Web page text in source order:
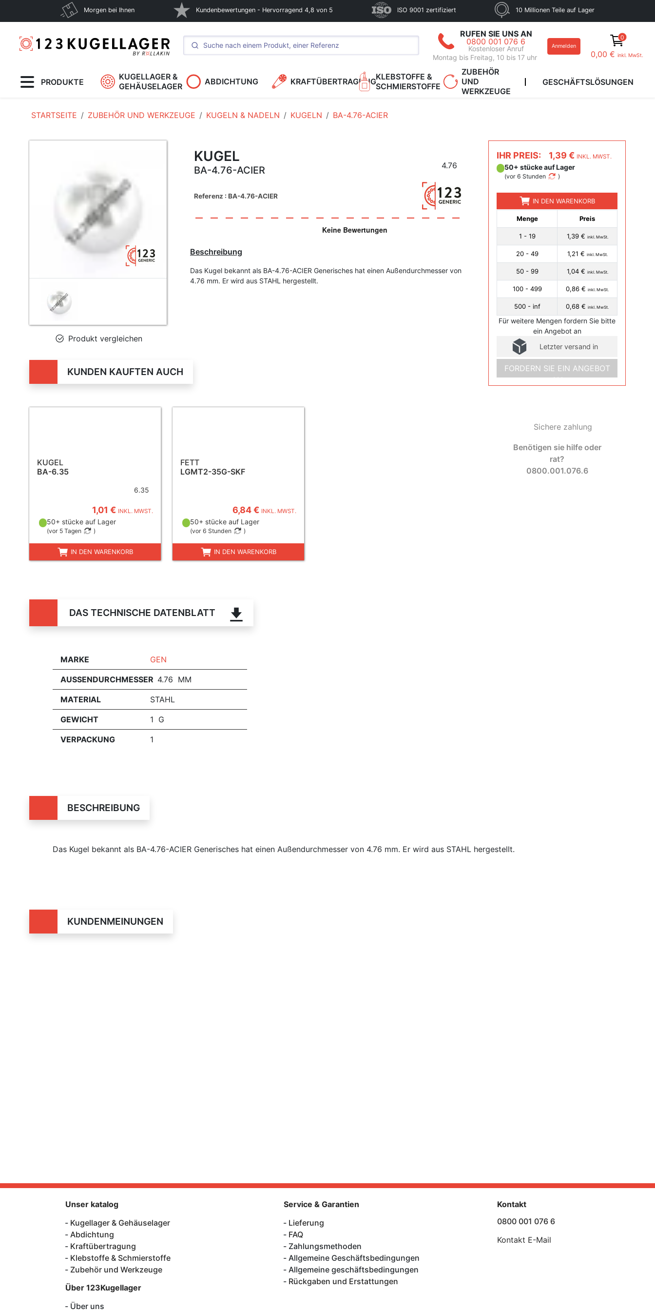
Morgen bei Ihnen Kundenbewertungen - Hervorragend 4,8 von 5 ISO 9001 zertifiziert 10 Millionen Teile auf Lager
RUFEN SIE UNS AN
0800 001 076 6
Kostenloser Anruf
Montag bis Freitag, 10 bis 17 uhr
Anmelden
0
0,00 € inkl. MwSt.
PRODUKTE
KUGELLAGER &
GEHÄUSELAGER
ABDICHTUNG KRAFTÜBERTRAGUNGKLEBSTOFFE &
SCHMIERSTOFFE
ZUBEHÖR
UND
WERKZEUGE
GESCHÄFTSLÖSUNGEN
STARTSEITE ZUBEHÖR UND WERKZEUGE KUGELN & NADELN KUGELN BA-4.76-ACIER
Produkt vergleichen
KUGEL
BA-4.76-ACIER 4.76
Referenz : BA-4.76-ACIER
Beschreibung
Das Kugel bekannt als BA-4.76-ACIER Generisches hat einen Außendurchmesser von
4.76 mm. Er wird aus STAHL hergestellt.
IHR PREIS: 1,39 € INKL. MWST.
50+ stücke auf Lager
(vor 6 Stunden )
IN DEN WARENKORB
Menge Preis
1 - 19 1,39 € inkl. MwSt.
20 - 49 1,21 € inkl. MwSt.
50 - 99 1,04 € inkl. MwSt.
100 - 499 0,86 € inkl. MwSt.
500 - inf 0,68 € inkl. MwSt.
Für weitere Mengen fordern Sie bitte
ein Angebot an
Letzter versand in
FORDERN SIE EIN ANGEBOT
AN
Sichere zahlung
Benötigen sie hilfe oder
rat?
0800.001.076.6
KUNDEN KAUFTEN AUCH
KUGEL
BA-6.35
6.35
1,01 € INKL. MWST.
50+ stücke auf Lager
(vor 5 Tagen )
IN DEN WARENKORB
FETT
LGMT2-35G-SKF
6,84 € INKL. MWST.
50+ stücke auf Lager
(vor 6 Stunden )
IN DEN WARENKORB
DAS TECHNISCHE DATENBLATT
MARKE GEN
AUSSENDURCHMESSER 4.76 MM
MATERIAL STAHL
GEWICHT 1 G
VERPACKUNG 1
BESCHREIBUNG
Das Kugel bekannt als BA-4.76-ACIER Generisches hat einen Außendurchmesser von 4.76 mm. Er wird aus STAHL hergestellt.
KUNDENMEINUNGEN
Unser katalog
Kugellager & Gehäuselager
Abdichtung
Kraftübertragung
Klebstoffe & Schmierstoffe
Zubehör und Werkzeuge
Über 123Kugellager
Über uns
Service & Garantien
Lieferung
FAQ
Zahlungsmethoden
Allgemeine Geschäftsbedingungen
Allgemeine geschäftsbedingungen
Rückgaben und Erstattungen
Kontakt
0800 001 076 6
Kontakt E-Mail